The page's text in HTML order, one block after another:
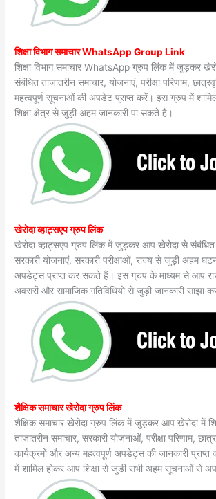
शिक्षा विभाग समाचार WhatsApp Group Link
शिक्षा विभाग समाचार WhatsApp ग्रुप लिंक में जुड़कर
संबंधित ताजातरीन समाचार, योजनाएं, परीक्षा परिणाम,
महत्वपूर्ण सूचनाओं की अपडेट प्राप्त करें। इस ग्रुप में
शिक्षा क्षेत्र से जुड़ी अहम जानकारी पा सकते हैं।
खेरोदा व्हाट्सएप ग्रुप लिंक
खेरोदा व्हाट्सएप ग्रुप लिंक में जुड़कर आप खेरोदा से संबंधित
सरकारी योजनाएं, सरकारी परीक्षाओं, राज्य से जुड़ी अहम
अपडेट्स प्राप्त कर सकते हैं। इस ग्रुप के माध्यम से आप
अवसरों और सामाजिक गतिविधियों से जुड़ी जानकारी साझा
शैक्षिक समाचार खेरोदा ग्रुप लिंक
शैक्षिक समाचार खेरोदा ग्रुप लिंक में जुड़कर आप खेरोदा में
ताजातरीन समाचार, सरकारी योजनाओं, परीक्षा परिणाम,
कार्यक्रमों और अन्य महत्वपूर्ण अपडेट्स की जानकारी
में शामिल होकर आप शिक्षा से जुड़ी सभी अहम सूचनाओं से